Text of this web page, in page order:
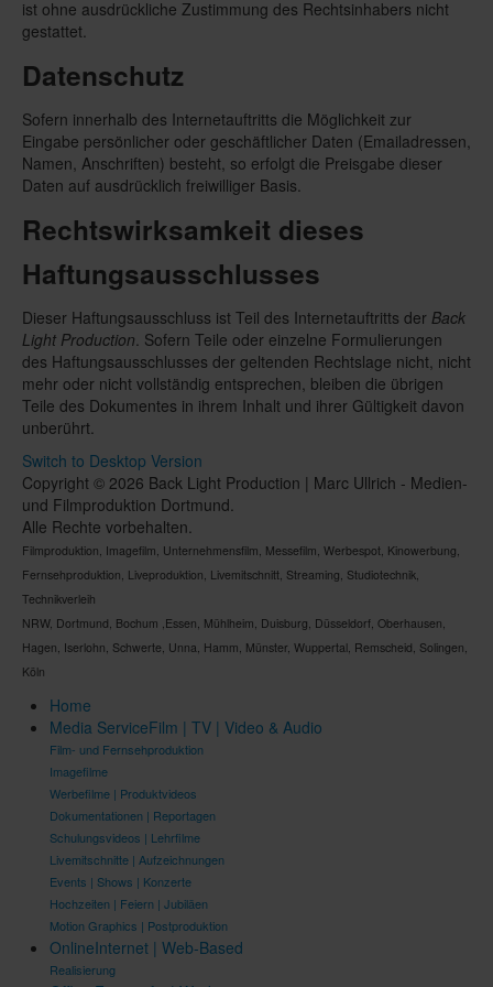
ist ohne ausdrückliche Zustimmung des Rechtsinhabers nicht
gestattet.
Datenschutz
Sofern innerhalb des Internetauftritts die Möglichkeit zur
Eingabe persönlicher oder geschäftlicher Daten (Emailadressen,
Namen, Anschriften) besteht, so erfolgt die Preisgabe dieser
Daten auf ausdrücklich freiwilliger Basis.
Rechtswirksamkeit dieses
Haftungsausschlusses
Dieser Haftungsausschluss ist Teil des Internetauftritts der Back
Light Production. Sofern Teile oder einzelne Formulierungen
des Haftungsausschlusses der geltenden Rechtslage nicht, nicht
mehr oder nicht vollständig entsprechen, bleiben die übrigen
Teile des Dokumentes in ihrem Inhalt und ihrer Gültigkeit davon
unberührt.
Switch to Desktop Version
Copyright © 2026 Back Light Production | Marc Ullrich - Medien-
und Filmproduktion Dortmund.
Alle Rechte vorbehalten.
Filmproduktion, Imagefilm, Unternehmensfilm, Messefilm, Werbespot, Kinowerbung,
Fernsehproduktion, Liveproduktion, Livemitschnitt, Streaming, Studiotechnik,
Technikverleih
NRW, Dortmund, Bochum ,Essen, Mühlheim, Duisburg, Düsseldorf, Oberhausen,
Hagen, Iserlohn, Schwerte, Unna, Hamm, Münster, Wuppertal, Remscheid, Solingen,
Köln
Home
Media ServiceFilm | TV | Video & Audio
Film- und Fernsehproduktion
Imagefilme
Werbefilme | Produktvideos
Dokumentationen | Reportagen
Schulungsvideos | Lehrfilme
Livemitschnitte | Aufzeichnungen
Events | Shows | Konzerte
Hochzeiten | Feiern | Jubiläen
Motion Graphics | Postproduktion
OnlineInternet | Web-Based
Realisierung